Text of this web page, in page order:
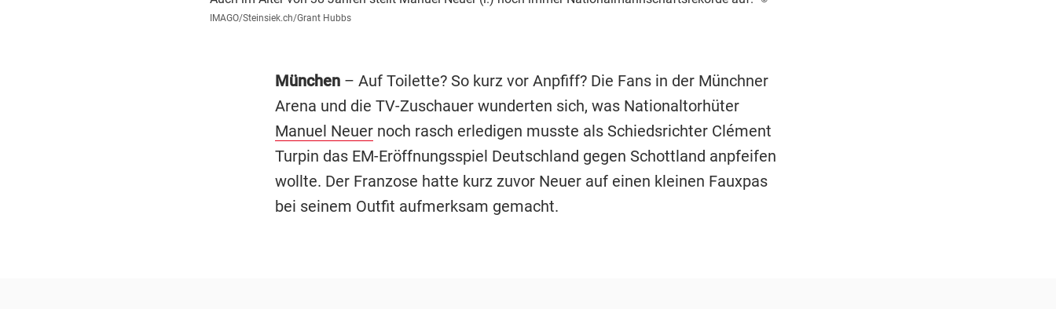
IMAGO/Steinsiek.ch/Grant Hubbs
München– Auf Toilette? So kurz vor Anpfiff? Die Fans in der Münchner
Arena und die TV-Zuschauer wunderten sich, was Nationaltorhüter
Manuel Neuernoch rasch erledigen musste als Schiedsrichter Clément
Turpin das EM-Eröffnungsspiel Deutschland gegen Schottland anpfeifen
wollte. Der Franzose hatte kurz zuvor Neuer auf einen kleinen Fauxpas
bei seinem Outfit aufmerksam gemacht.